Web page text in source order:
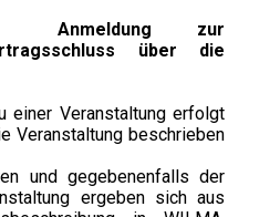
Anmeldung zur
über die
einer Veranstaltung erfolgt
Veranstaltung beschrieben
und gegebenenfalls der
ergeben sich aus